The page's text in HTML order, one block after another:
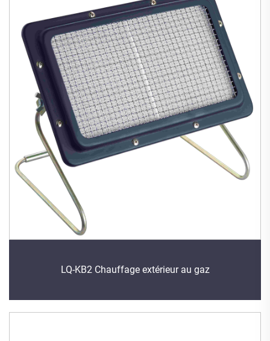
LQ-KB2 Chauffage extérieur au gaz